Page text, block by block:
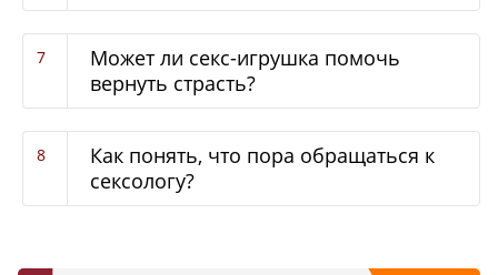
Может ли секс-игрушка помочь
вернуть страсть?
Как понять, что пора обращаться к
сексологу?